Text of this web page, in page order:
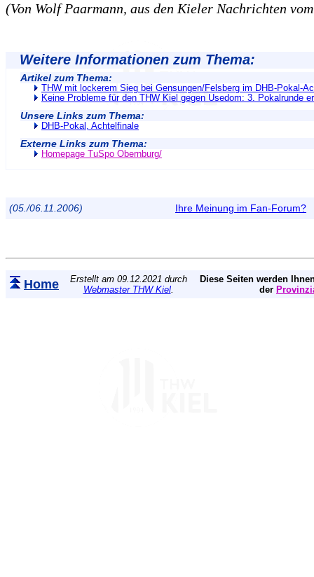
(Von Wolf Paarmann, aus den Kieler Nachrichten
Weitere Informationen zum Thema:
Artikel zum Thema:
THW mit lockerem Sieg bei Gensungen/Felsberg im DHB-Pokal-
Keine Probleme für den THW Kiel gegen Usedom: 3. Pokalrunde
Unsere Links zum Thema:
DHB-Pokal, Achtelfinale
Externe Links zum Thema:
Homepage TuSpo Obernburg/
(05./06.11.2006) Ihre Meinung im Fan-Forum?
Home
Erstellt am 09.12.2021 durch
Webmaster THW Kiel.
Diese Seiten werden
der